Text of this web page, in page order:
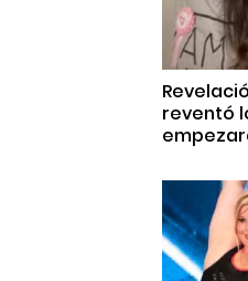
reventó